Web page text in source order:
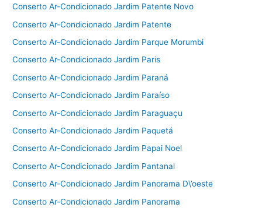
Conserto Ar-Condicionado Jardim Patente Novo
Conserto Ar-Condicionado Jardim Patente
Conserto Ar-Condicionado Jardim Parque Morumbi
Conserto Ar-Condicionado Jardim Paris
Conserto Ar-Condicionado Jardim Paraná
Conserto Ar-Condicionado Jardim Paraíso
Conserto Ar-Condicionado Jardim Paraguaçu
Conserto Ar-Condicionado Jardim Paquetá
Conserto Ar-Condicionado Jardim Papai Noel
Conserto Ar-Condicionado Jardim Pantanal
Conserto Ar-Condicionado Jardim Panorama D\’oeste
Conserto Ar-Condicionado Jardim Panorama